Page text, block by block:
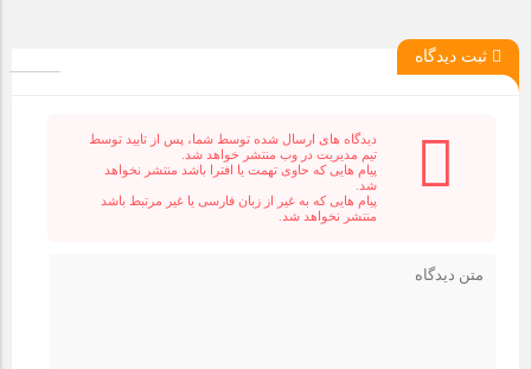
ثبت دیدگاه
دیدگاه های ارسال شده توسط شما، پس از تایید توسط
تیم مدیریت در وب منتشر خواهد شد.
پیام هایی که حاوی تهمت یا افترا باشد منتشر نخواهد
شد.
پیام هایی که به غیر از زبان فارسی یا غیر مرتبط باشد
منتشر نخواهد شد.